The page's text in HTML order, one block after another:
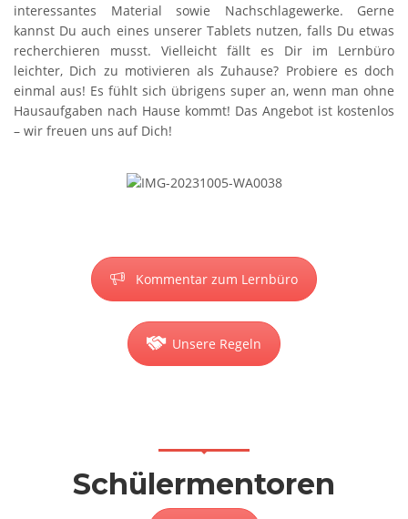
interessantes Material sowie Nachschlagewerke. Gerne
kannst Du auch eines unserer Tablets nutzen, falls Du etwas
recherchieren musst. Vielleicht fällt es Dir im Lernbüro
leichter, Dich zu motivieren als Zuhause? Probiere es doch
einmal aus! Es fühlt sich übrigens super an, wenn man ohne
Hausaufgaben nach Hause kommt! Das Angebot ist kostenlos
– wir freuen uns auf Dich!
Kommentar zum Lernbüro
Unsere Regeln
Schülermentoren